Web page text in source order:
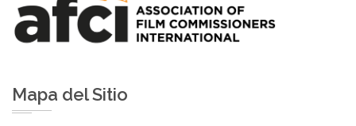
Mapa del Sitio